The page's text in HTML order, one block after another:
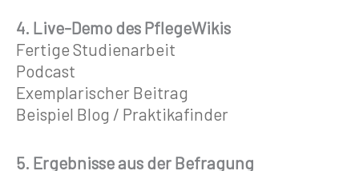
4. Live-Demo des PflegeWikis
Fertige Studienarbeit
Podcast
Exemplarischer Beitrag
Beispiel Blog / Praktikafinder
5. Ergebnisse aus der Befragung